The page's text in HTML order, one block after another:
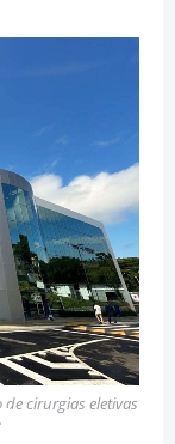
cirurgias eletivas